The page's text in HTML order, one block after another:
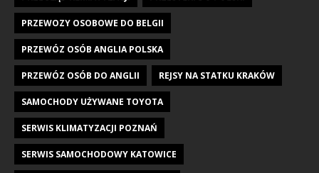
PRZEWOZY OSOBOWE DO BELGII
PRZEWÓZ OSÓB ANGLIA POLSKA
PRZEWÓZ OSÓB DO ANGLII REJSY NA STATKU KRAKÓW
SAMOCHODY UŻYWANE TOYOTA
SERWIS KLIMATYZACJI POZNAŃ
SERWIS SAMOCHODOWY KATOWICE